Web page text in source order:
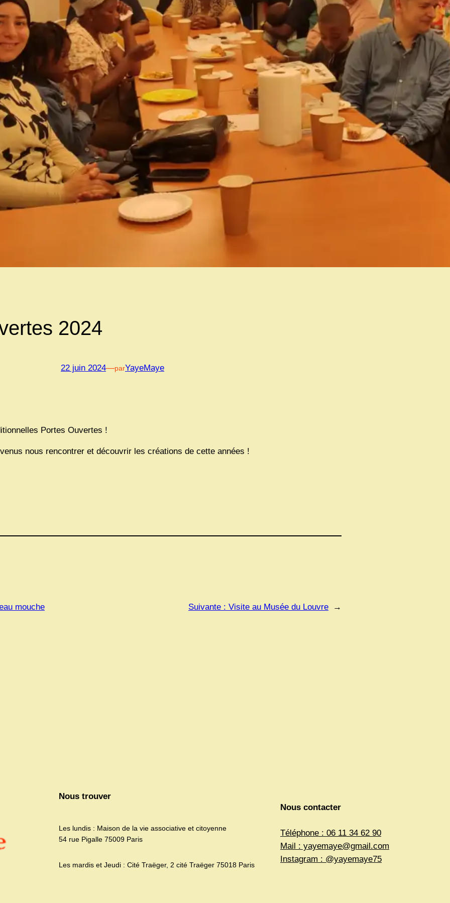
2024
22 juin 2024—parYayeMaye
Portes Ouvertes !
nous rencontrer et découvrir les créations de cette années !
mouche Suivante : Visite au Musée du Louvre →
Nous trouver
Les lundis : Maison de la vie associative et citoyenne
54 rue Pigalle 75009 Paris
Les mardis et Jeudi : Cité Traëger, 2 cité Traëger 75018 Paris
Nous contacter
Téléphone : 06 11 34 62 90
Mail : yayemaye@gmail.com
Instagram : @yayemaye75